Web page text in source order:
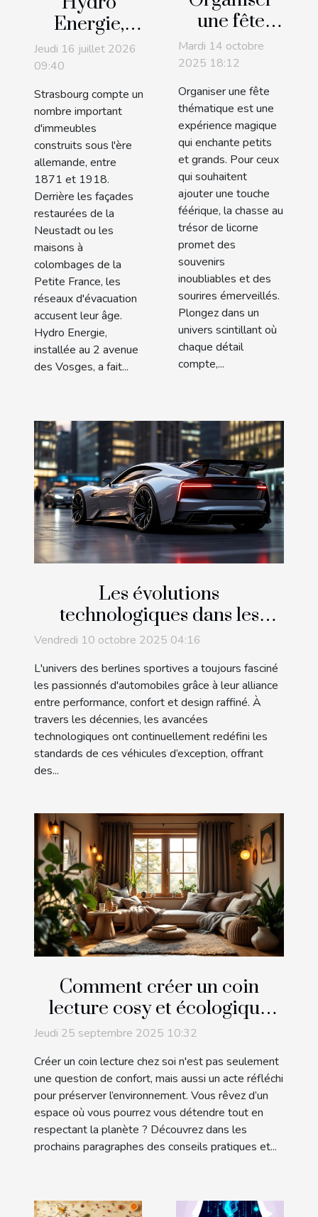
Energie,
expert de
l'inspection
des
canalisations
par caméra
à Strasbourg
!
Jeudi 16 juillet 2026
09:40
Strasbourg compte un
nombre important
d'immeubles
construits sous l'ère
allemande, entre
1871 et 1918.
Derrière les façades
restaurées de la
Neustadt ou les
maisons à
colombages de la
Petite France, les
réseaux d'évacuation
accusent leur âge.
Hydro Energie,
installée au 2 avenue
des Vosges, a fait...
une fête
thématique
avec une
chasse au
trésor de
licorne
Mardi 14 octobre
2025 18:12
Organiser une fête
thématique est une
expérience magique
qui enchante petits
et grands. Pour ceux
qui souhaitent
ajouter une touche
féérique, la chasse au
trésor de licorne
promet des
souvenirs
inoubliables et des
sourires émerveillés.
Plongez dans un
univers scintillant où
chaque détail
compte,...
Les évolutions
technologiques dans les
berlines sportives au fil des
décennies
Vendredi 10 octobre 2025 04:16
L'univers des berlines sportives a toujours fasciné
les passionnés d'automobiles grâce à leur alliance
entre performance, confort et design raffiné. À
travers les décennies, les avancées
technologiques ont continuellement redéfini les
standards de ces véhicules d’exception, offrant
des...
Comment créer un coin
lecture cosy et écologique
chez soi ?
Jeudi 25 septembre 2025 10:32
Créer un coin lecture chez soi n'est pas seulement
une question de confort, mais aussi un acte réfléchi
pour préserver l’environnement. Vous rêvez d’un
espace où vous pourrez vous détendre tout en
respectant la planète ? Découvrez dans les
prochains paragraphes des conseils pratiques et...